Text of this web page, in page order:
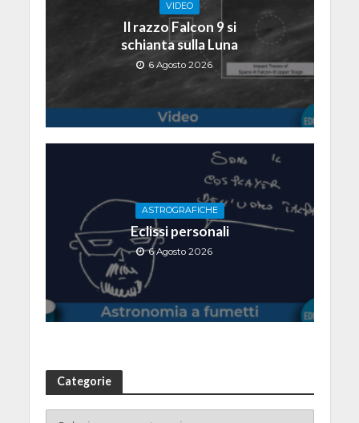
VIDEO
Il razzo Falcon 9 si
schianta sulla Luna
6 Agosto 2026
ASTROGRAFICHE
Eclissi personali
6 Agosto 2026
Categorie